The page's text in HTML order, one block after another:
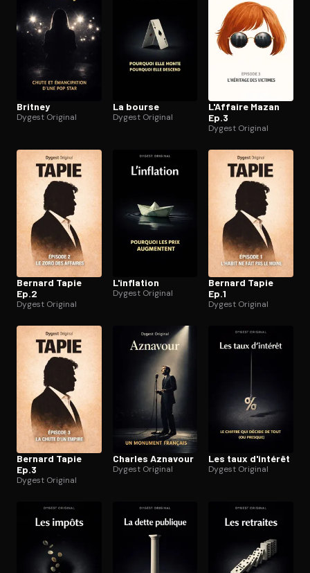
Britney
Dygest Original
La bourse
Dygest Original
L'Affaire Mazan
Ep.3
Dygest Original
Bernard Tapie
Ep.2
Dygest Original
L'inflation
Dygest Original
Bernard Tapie
Ep.1
Dygest Original
Bernard Tapie
Ep.3
Dygest Original
Charles Aznavour
Dygest Original
Les taux d'intérêt
Dygest Original